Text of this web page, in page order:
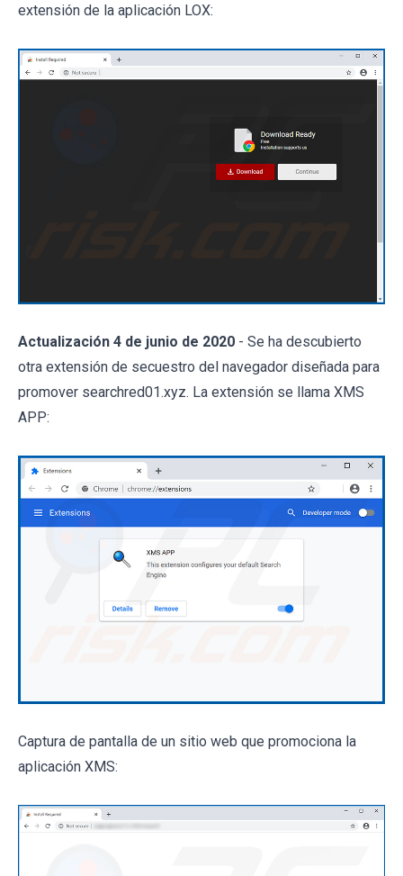
extensión de la aplicación LOX:
Actualización 4 de junio de 2020 - Se ha descubierto
otra extensión de secuestro del navegador diseñada para
promover searchred01.xyz. La extensión se llama XMS
APP:
Captura de pantalla de un sitio web que promociona la
aplicación XMS: